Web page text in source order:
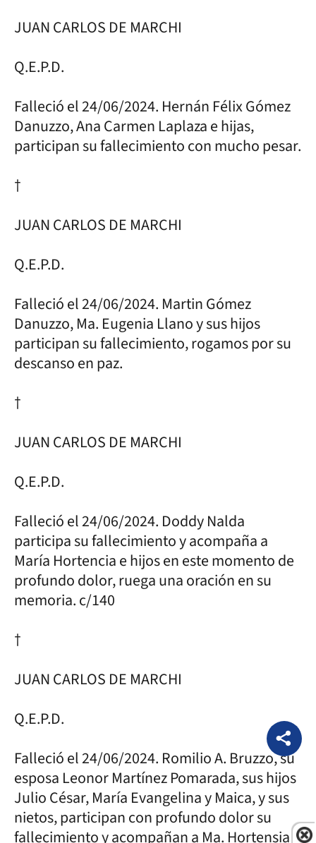
JUAN CARLOS DE MARCHI
Q.E.P.D.
Falleció el 24/06/2024. Hernán Félix Gómez
Danuzzo, Ana Carmen Laplaza e hijas,
participan su fallecimiento con mucho pesar.
†
JUAN CARLOS DE MARCHI
Q.E.P.D.
Falleció el 24/06/2024. Martin Gómez
Danuzzo, Ma. Eugenia Llano y sus hijos
participan su fallecimiento, rogamos por su
descanso en paz.
†
JUAN CARLOS DE MARCHI
Q.E.P.D.
Falleció el 24/06/2024. Doddy Nalda
participa su fallecimiento y acompaña a
María Hortencia e hijos en este momento de
profundo dolor, ruega una oración en su
memoria. c/140
†
JUAN CARLOS DE MARCHI
Q.E.P.D.
Falleció el 24/06/2024. Romilio A. Bruzzo, su
esposa Leonor Martínez Pomarada, sus hijos
Julio César, María Evangelina y Maica, y sus
nietos, participan con profundo dolor su
fallecimiento y acompañan a Ma. Hortensia y